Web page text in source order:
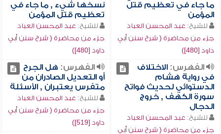
ما جاء في تعظيم قتل
المؤمن
للشيخ: عبد المحسن العباد
جزء من محاضرة ( شرح سنن أبي
داود [480])
نسخها شيء , ما جاء في
تعظيم قتل المؤمن
للشيخ: عبد المحسن العباد
جزء من محاضرة ( شرح سنن أبي
داود [480])
الفهرس:الاختلاف
في رواية هشام
الدستوائي لحديث فواتح
سورة الكهف , خروج
الدجال
للشيخ: عبد المحسن العباد
جزء من محاضرة ( شرح سنن أبي
الفهرس: هل الجرح
أو التعديل الصادران من
متفرس يعتبران , الأسئلة
للشيخ: عبد المحسن العباد
جزء من محاضرة ( شرح سنن أبي
داود [519])